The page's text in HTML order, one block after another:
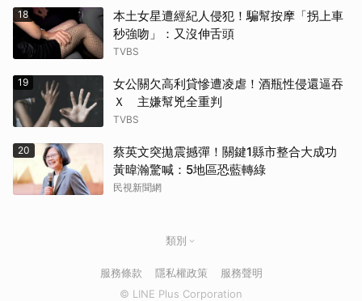
18
本土女星遭經紀人侵犯！騙幫按摩「拐上車
秒強吻」：又沒伸舌頭
TVBS
19
女公關欠高利貸慘遭凌虐！酒瓶性侵還逼吞
Ｘ 主嫌幫兇全重判
TVBS
20
蔡英文突拋震撼彈！關鍵1縣市整合大成功
黃暐瀚驚喊：5地區恐藍轉綠
民視新聞網
類別
服務條款 隱私權政策
服務聲明
© LINE Plus Corporation